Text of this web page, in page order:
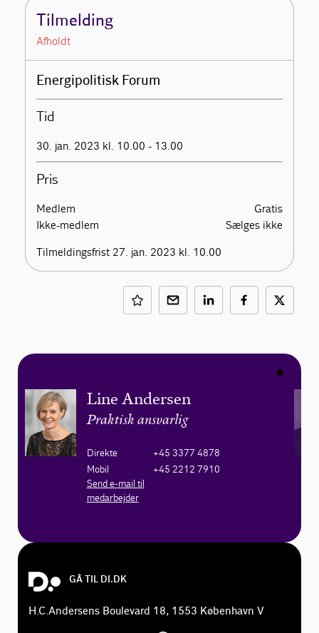
Tilmelding
Afholdt
Energipolitisk Forum
Tid
30. jan. 2023 kl. 10.00 - 13.00
Pris
Medlem
Gratis
Ikke-medlem
Sælges ikke
Tilmeldingsfrist 27. jan. 2023 kl. 10.00
Line Andersen
Praktisk ansvarlig
Direkte
+45 3377 4878
Mobil
+45 2212 7910
Send e-mail til
medarbejder
GÅ TIL DI.DK
H.C.Andersens Boulevard 18, 1553 København V